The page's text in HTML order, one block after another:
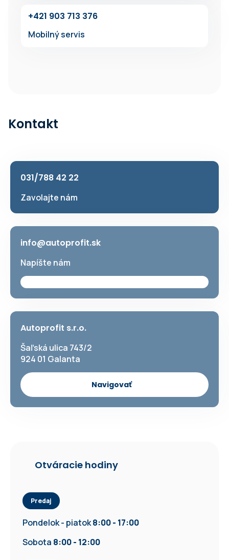
+421 903 713 376
Mobilný servis
Kontakt
031/788 42 22
Zavolajte nám
info@autoprofit.sk
Napíšte nám
Autoprofit s.r.o.
Šaľská ulica 743/2
924 01 Galanta
Navigovať
Otváracie hodiny
Predaj
Pondelok - piatok8:00 - 17:00
Sobota 8:00 - 12:00